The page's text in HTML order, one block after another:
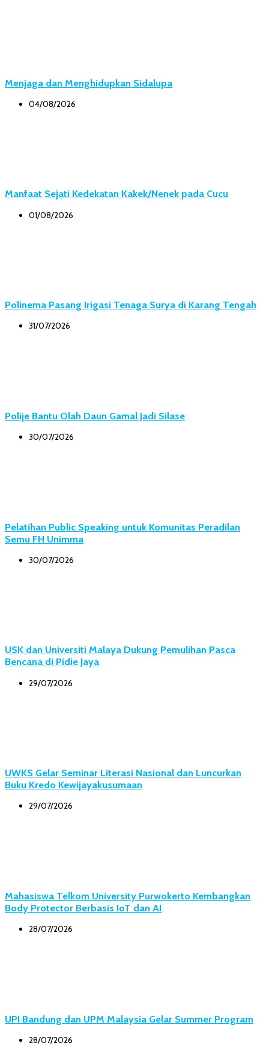
Menjaga dan Menghidupkan Sidalupa
04/08/2026
Manfaat Sejati Kedekatan Kakek/Nenek pada Cucu
01/08/2026
Polinema Pasang Irigasi Tenaga Surya di Karang Tengah
31/07/2026
Polije Bantu Olah Daun Gamal Jadi Silase
30/07/2026
Pelatihan Public Speaking untuk Komunitas Peradilan
Semu FH Unimma
30/07/2026
USK dan Universiti Malaya Dukung Pemulihan Pasca
Bencana di Pidie Jaya
29/07/2026
UWKS Gelar Seminar Literasi Nasional dan Luncurkan
Buku Kredo Kewijayakusumaan
29/07/2026
Mahasiswa Telkom University Purwokerto Kembangkan
Body Protector Berbasis IoT dan AI
28/07/2026
UPI Bandung dan UPM Malaysia Gelar Summer Program
28/07/2026